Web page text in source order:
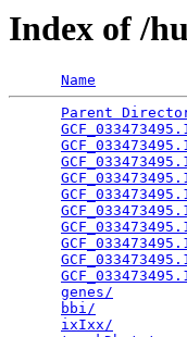
Index of /
Name
Parent
genes/
bbi/
ixIxx/